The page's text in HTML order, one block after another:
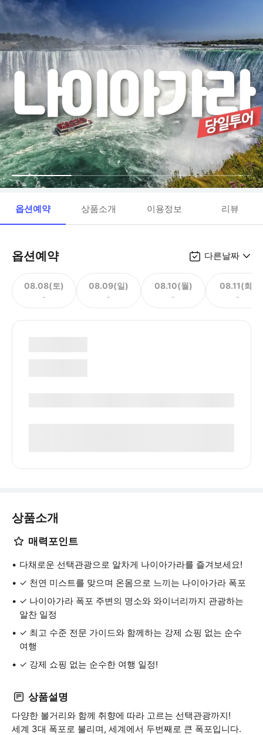
옵션예약 상품소개 이용정보 리뷰
옵션예약 다른날짜
08.08(토)
-
08.09(일)
-
08.10(월)
-
08.11(화)
-
상품소개
매력포인트
다채로운 선택관광으로 알차게 나이아가라를 즐겨보세요!
✓ 천연 미스트를 맞으며 온몸으로 느끼는 나이아가라 폭포
✓ 나이아가라 폭포 주변의 명소와 와이너리까지 관광하는
알찬 일정
✓ 최고 수준 전문 가이드와 함께하는 강제 쇼핑 없는 순수
여행
✓ 강제 쇼핑 없는 순수한 여행 일정!
상품설명
다양한 볼거리와 함께 취향에 따라 고르는 선택관광까지!
세계 3대 폭포로 불리며, 세계에서 두번째로 큰 폭포입니다.